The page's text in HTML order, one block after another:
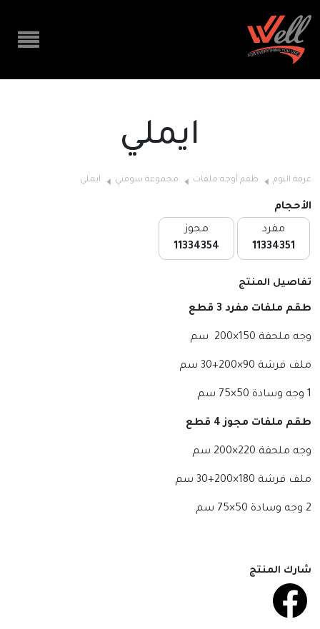
ايملي
غرفة النوم طقم أوجه ملفات مجموعة سوفتي ايملي
الأحجام
مفرد
11334351
مجوز
11334354
تفاصيل المنتج
طقم ملفات مفرد 3 قطع
وجه ملحفة 150×200 سم
ملف فرشة 90×200+30 سم
1 وجه وسادة 50×75 سم
طقم ملفات مجوز 4 قطع
وجه ملحفة 220×200 سم
ملف فرشة 180×200+30 سم
2 وجه وسادة 50×75 سم
شارك المنتج